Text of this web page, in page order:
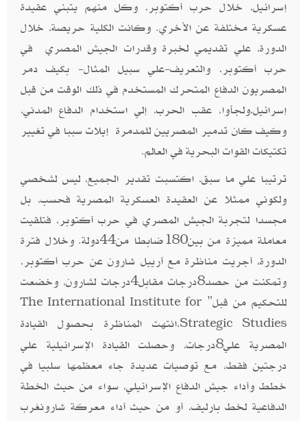
إسرائيل، خلال حرب أكتوبر، وكل منهم يتبني عقيدة
عسكرية مختلفة عن الأخري. وكانت الكلية حريصة، خلال
الدورة، علي تقديمي لخبرة وقدرات الجيش المصري في
حرب أكتوبر، والتعريف-علي سبيل المثال- بكيف دمر
المصريون الدفاع المتحرك المستخدم في ذلك الوقت من قبل
إسرائيل،ولجأوا، عقب الحرب، إلي استخدام الدفاع المدني،
وكيف كان تدمير المصريين للمدمرة إيلات سببا في تغيير
تكتيكات القوات البحرية في العالم.
ترتيبا علي ما سبق، اكتسبت تقدير الجميع، ليس لشخصي
ولكوني ممثلا عن العقيدة العسكرية المصرية فحسب، بل
مجسدا لتجربة الجيش المصري في حرب أكتوبر، فتلقيت
معاملة مميزة من بين180ضابطا من44دولة. وخلال فترة
الدورة، أجريت مناظرة مع أرييل شارون عن حرب أكتوبر،
وتمكنت من حصد8درجات مقابل4درجات لشارون، وخضعت
للتحكيم من قبل" The International Institute for
Strategic Studies،انتهت المناظرة بحصول القيادة
المصرية علي8درجات، وحصلت القيادة الإسرائيلية علي
درجتين فقط، مع توصيات عديدة جاء معظمها سلبيا في
خطط وأداء جيش الدفاع الإسرائيلي، سواء من حيث الخطة
الدفاعية لخط بارليف، أو من حيث أداء معركة شارونغرب